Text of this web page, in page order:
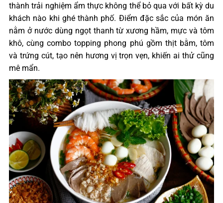
thành trải nghiệm ẩm thực không thể bỏ qua với bất kỳ du
khách nào khi ghé thành phố. Điểm đặc sắc của món ăn
nằm ở nước dùng ngọt thanh từ xương hầm, mực và tôm
khô, cùng combo topping phong phú gồm thịt bằm, tôm
và trứng cút, tạo nên hương vị trọn vẹn, khiến ai thử cũng
mê mẩn.